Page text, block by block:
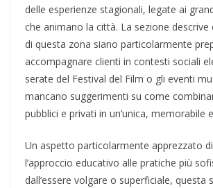
delle esperienze stagionali, legate ai
che animano la città. La sezione
di questa zona siano particolarmente
accompagnare clienti in contesti sociali
serate del Festival del Film o gli eventi
mancano suggerimenti su come
pubblici e privati in un’unica, memorabile
Un aspetto particolarmente apprezzato
l’approccio educativo alle pratiche più
dall’essere volgare o superficiale, questa